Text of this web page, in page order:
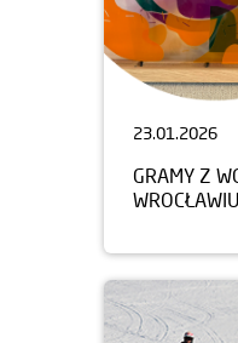
23.01.2026
GRAMY Z